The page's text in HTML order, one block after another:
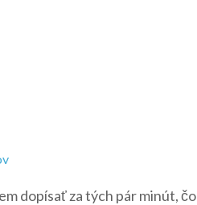
na
nadopísať za tých pár minút, čo